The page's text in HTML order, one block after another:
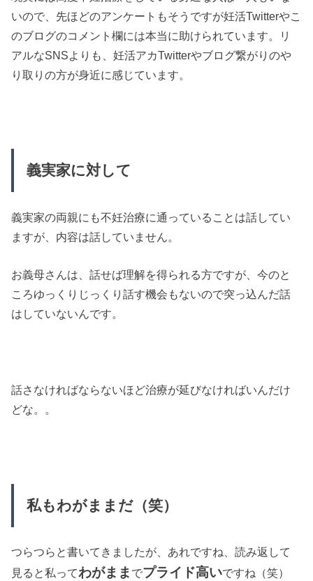
いので、先ほどのアンケートもそうですが妊活Twitterやこ
のブログのコメント欄には本当に助けられています。リ
アルなSNSよりも、妊活アカTwitterやブログ繋がりのや
り取りの方が身近に感じています。
義実家に対して
義実家の両親にも不妊治療に通っていることは話してい
ますが、内容は話していません。
お義母さんは、話せば理解を得られる方ですが、今のと
ころゆっくりじっくり話す機会もないので突っ込んだ話
はしていないんです。
話さなければならないほど治療が延びなければいんだけ
どな。。
私もわがままだ（笑）
つらつらと書いてきましたが、あれですね、読み返して
見ると私ってわがまま でプライド高いですね（笑）